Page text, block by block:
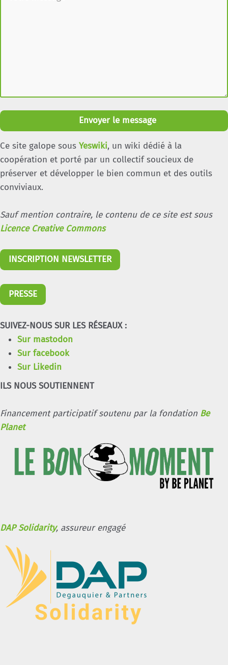
Envoyer le message
Ce site galope sous Yeswiki, un wiki dédié à la
coopération et porté par un collectif soucieux de
préserver et développer le bien commun et des outils
conviviaux.
Sauf mention contraire, le contenu de ce site est sous
Licence Creative Commons
INSCRIPTION NEWSLETTER
PRESSE
SUIVEZ-NOUS SUR LES RÉSEAUX :
Sur mastodon
Sur facebook
Sur Likedin
ILS NOUS SOUTIENNENT
Financement participatif soutenu par la fondation Be
Planet
DAP Solidarity, assureur engagé